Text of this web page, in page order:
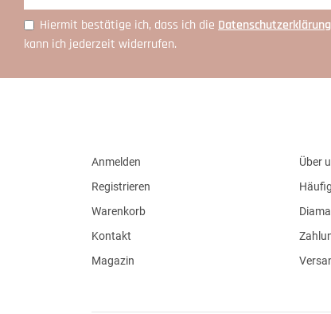
Hiermit bestätige ich, dass ich die Daten­schutz­erklärung
kann ich jederzeit widerrufen.
Anmelden
Registrieren
Warenkorb
Kontakt
Magazin
Über